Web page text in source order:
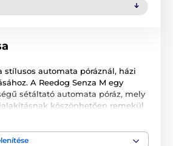
stílusos automata póráznál, házi
A Reedog Senza M egy
sétáltató automata póráz, mely
köszönhetően remekül
fékezési módot biztosíthat. A cseh